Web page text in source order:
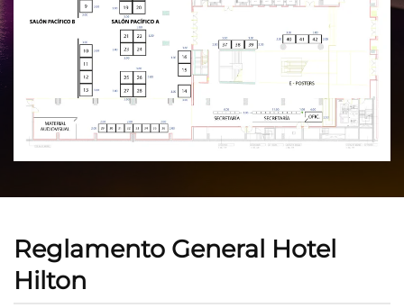
Reglamento General Hotel
Hilton